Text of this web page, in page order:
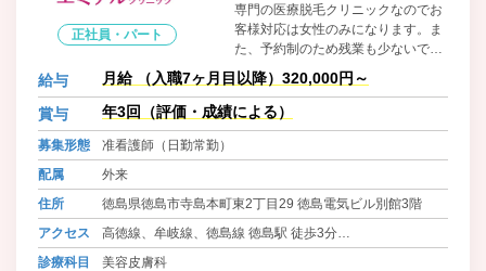
正社員・パート
専門の医療脱毛クリニックなのでお
客様対応は女性のみになります。ま
た、予約制のため残業も少ないで
す。仕事に慣れるまでは、丁寧に指
導します。 出来ることを少しずつ増
やしながら、じっくりと成長してい
きましょう。患者さまの気持ちに寄
給与 月給 （入職7ヶ月目以降）320,000円～
賞与 年3回（評価・成績による）
募集形態
准看護師（日勤常勤）
配属
外来
住所
徳島県徳島市寺島本町東2丁目29 徳島電気ビル別館3階
アクセス
高徳線、牟岐線、徳島線 徳島駅 徒歩3分
バス 徳島市交通局・徳島バス 八百屋町 徒歩3分
診療科目 美容皮膚科